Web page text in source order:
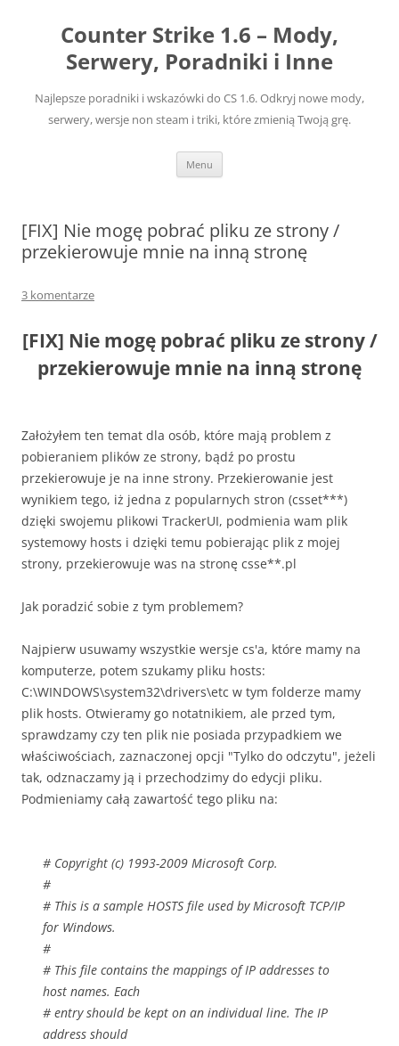
Counter Strike 1.6 – Mody,
Serwery, Poradniki i Inne
Najlepsze poradniki i wskazówki do CS 1.6. Odkryj nowe mody,
serwery, wersje non steam i triki, które zmienią Twoją grę.
Menu
[FIX] Nie mogę pobrać pliku ze strony /
przekierowuje mnie na inną stronę
3 komentarze
[FIX] Nie mogę pobrać pliku ze strony /
przekierowuje mnie na inną stronę
Założyłem ten temat dla osób, które mają problem z
pobieraniem plików ze strony, bądź po prostu
przekierowuje je na inne strony. Przekierowanie jest
wynikiem tego, iż jedna z popularnych stron (csset***)
dzięki swojemu plikowi TrackerUI, podmienia wam plik
systemowy hosts i dzięki temu pobierając plik z mojej
strony, przekierowuje was na stronę csse**.pl
Jak poradzić sobie z tym problemem?
Najpierw usuwamy wszystkie wersje cs'a, które mamy na
komputerze, potem szukamy pliku hosts:
C:\WINDOWS\system32\drivers\etc w tym folderze mamy
plik hosts. Otwieramy go notatnikiem, ale przed tym,
sprawdzamy czy ten plik nie posiada przypadkiem we
właściwościach, zaznaczonej opcji "Tylko do odczytu", jeżeli
tak, odznaczamy ją i przechodzimy do edycji pliku.
Podmieniamy całą zawartość tego pliku na:
# Copyright (c) 1993-2009 Microsoft Corp.
#
# This is a sample HOSTS file used by Microsoft TCP/IP
for Windows.
#
# This file contains the mappings of IP addresses to
host names. Each
# entry should be kept on an individual line. The IP
address should